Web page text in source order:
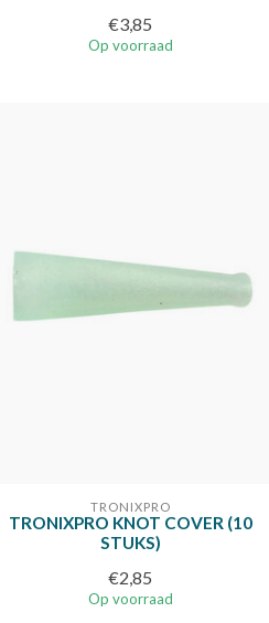
€3,85
Op voorraad
TRONIXPRO
TRONIXPRO KNOT COVER (10
STUKS)
€2,85
Op voorraad